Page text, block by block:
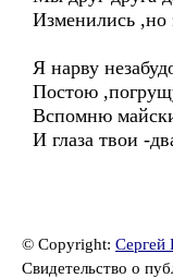
Изменились ,но
Я нарву
Постою
Вспомню
И глаза твои -
© Copyright: Сергей
Свидетельство о